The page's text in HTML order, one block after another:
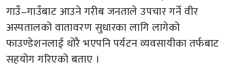
गाउँ–गाउँबाट आउने गरीब जनताले उपचार गर्ने वीर
अस्पतालको वातावरण सुधारका लागि लागेको
फाउण्डेशनलाई थोरै भएपनि पर्यटन व्यवसायीका तर्फबाट
सहयोग गरिएको बताए ।